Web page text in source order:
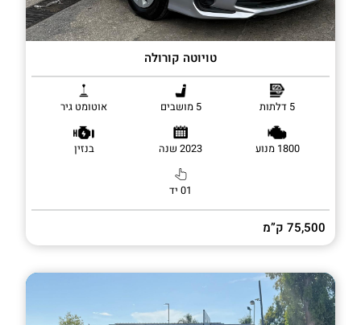
טויוטה קורולה
5 דלתות 5 מושבים אוטומט גיר
1800 מנוע 2023 שנה בנזין
01 יד
75,500 ק”מ